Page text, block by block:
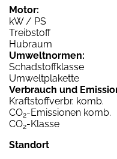
Motor:
kW / PS
Treibstoff
Hubraum
Umweltnormen:
Schadstoffklasse
Umweltplakette
Verbrauch und
Kraftstoffverbr. komb.
CO2-Emissionen komb.
CO2-Klasse
Standort